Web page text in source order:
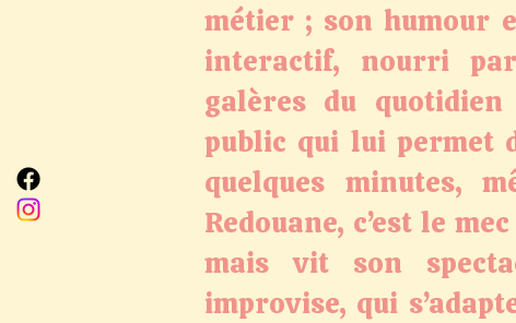
métier ; son humour
interactif, nourri
galères du
public qui lui permet
quelques minutes,
Redouane, c’est le
mais vit son
improvise, qui